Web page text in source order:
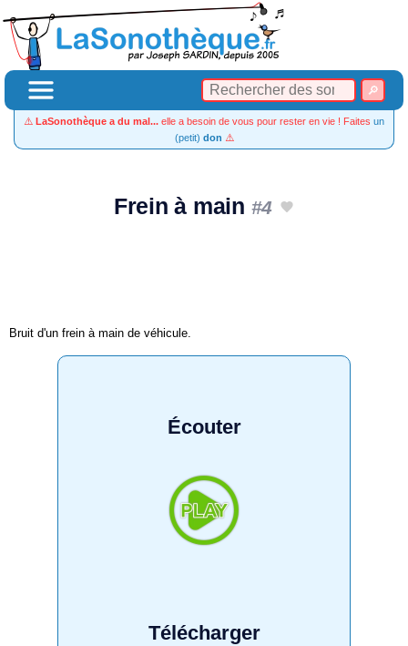
⚠️ LaSonothèque a du mal... elle a besoin de vous pour rester en vie ! Faites un
(petit) don ⚠️
Frein à main #4
Bruit d'un frein à main de véhicule.
Écouter
Télécharger